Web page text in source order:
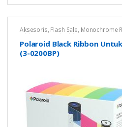
Aksesoris, Flash Sale, Monochrome
Ribbon ID Card Ribbon Printer Kartu
Polaroid Black Ribbon
(3-0200BP)